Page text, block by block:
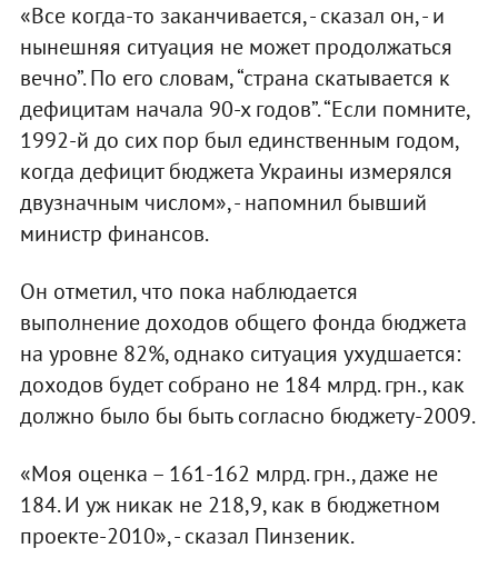
«Все когда-то заканчивается, - сказал он, - и
нынешняя ситуация не может продолжаться
вечно”. По его словам, “страна скатывается к
дефицитам начала 90-х годов”. “Если помните,
1992-й до сих пор был единственным годом,
когда дефицит бюджета Украины измерялся
двузначным числом», - напомнил бывший
министр финансов.
Он отметил, что пока наблюдается
выполнение доходов общего фонда бюджета
на уровне 82%, однако ситуация ухудшается:
доходов будет собрано не 184 млрд. грн., как
должно было бы быть согласно бюджету-2009.
«Моя оценка – 161-162 млрд. грн., даже не
184. И уж никак не 218,9, как в бюджетном
проекте-2010», - сказал Пинзеник.